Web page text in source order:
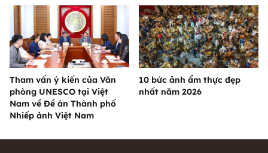
Tham vấn ý kiến của Văn
phòng UNESCO tại Việt
Nam về Đề án Thành phố
Nhiếp ảnh Việt Nam
10 bức ảnh ẩm thực đẹp
nhất năm 2026